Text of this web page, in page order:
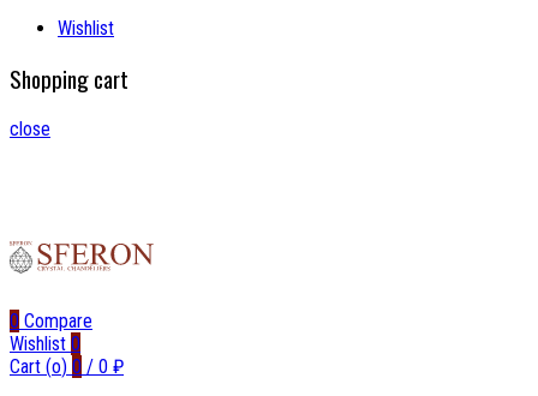
Wishlist
Shopping cart
close
0 Compare
Wishlist 0
Cart (o) 0 / 0 ₽